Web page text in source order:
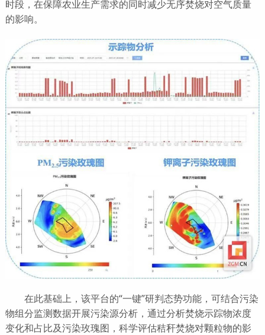
时段，在保障农业生产需求的同时减少无序焚烧对空气质量
的影响。
在此基础上，该平台的“一键”研判态势功能，可结合污染
物组分监测数据开展污染源分析，通过分析焚烧示踪物浓度
变化和占比及污染玫瑰图，科学评估秸秆焚烧对颗粒物的影